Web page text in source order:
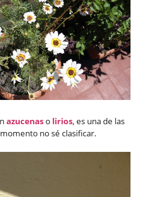
azucenas o lirios, es una de las
no sé clasificar.